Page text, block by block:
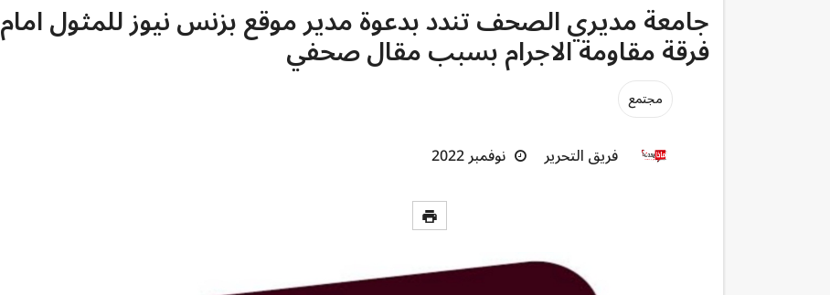
جامعة مديري الصحف تندد بدعوة مدير موقع بزنس نيوز للمثول امام
فرقة مقاومة الاجرام بسبب مقال صحفي
مجتمع
فريق التحرير نوفمبر 2022